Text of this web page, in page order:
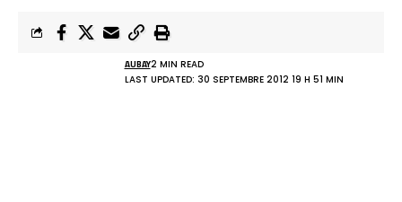
LAST UPDATED: 30 SEPTEMBRE 2012 19 H 51 MIN
AUBAY2 MIN READ